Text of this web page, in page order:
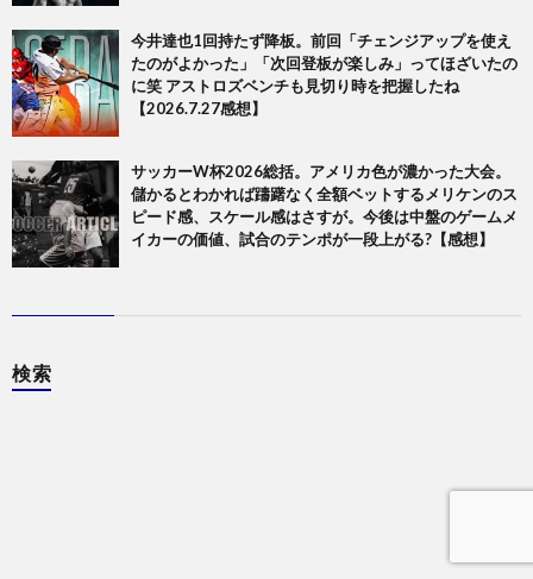
今井達也1回持たず降板。前回「チェンジアップを使え
たのがよかった」「次回登板が楽しみ」ってほざいたの
に笑 アストロズベンチも見切り時を把握したね
【2026.7.27感想】
サッカーW杯2026総括。アメリカ色が濃かった大会。
儲かるとわかれば躊躇なく全額ベットするメリケンのス
ピード感、スケール感はさすが。今後は中盤のゲームメ
イカーの価値、試合のテンポが一段上がる?【感想】
検索